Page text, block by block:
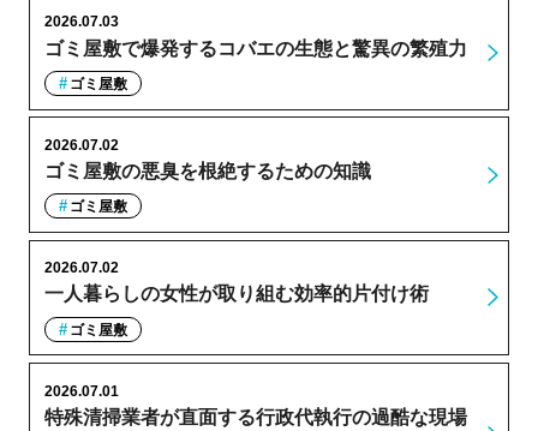
ゴミ屋敷で爆発するコバエの生態と驚異の繁殖力
2026.07.03
ゴミ屋敷
ゴミ屋敷の悪臭を根絶するための知識
2026.07.02
ゴミ屋敷
一人暮らしの女性が取り組む効率的片付け術
2026.07.02
ゴミ屋敷
特殊清掃業者が直面する行政代執行の過酷な現場
2026.07.01